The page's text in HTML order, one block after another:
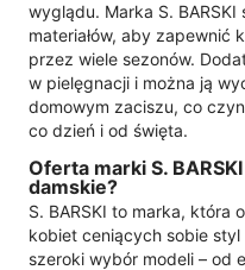
wyglądu. Marka S.
materiałów, aby zapewnić
przez wiele sezonów.
w pielęgnacji i można ją
domowym zaciszu, co
co dzień i od święta.
Oferta marki S.
damskie?
S. BARSKI to marka, która
kobiet ceniących sobie
szeroki wybór modeli – od